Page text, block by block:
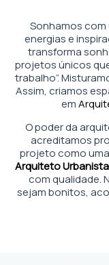
Sonhamos com
energias e
transforma
projetos únicos
trabalho”.
Assim, criamos
em
O poder da
acreditamos
projeto como
Arquiteto
com qualidade.
sejam bonitos,